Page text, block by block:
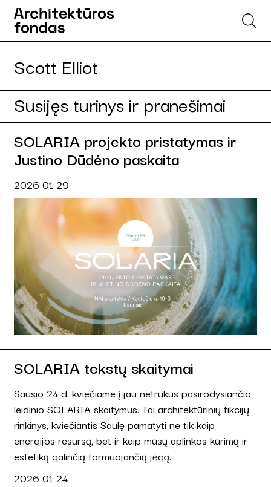
Scott Elliot
Susijęs turinys ir pranešimai
SOLARIA projekto pristatymas ir
Justino Dūdėno paskaita
2026 01 29
SOLARIA tekstų skaitymai
Sausio 24 d. kviečiame į jau netrukus pasirodysiančio
leidinio SOLARIA skaitymus. Tai architektūrinių fikcijų
rinkinys, kviečiantis Saulę pamatyti ne tik kaip
energijos resursą, bet ir kaip mūsų aplinkos kūrimą ir
estetiką galinčią formuojančią jėgą.
2026 01 24